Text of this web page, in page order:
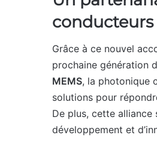
conducteurs
Grâce à ce nouvel
prochaine génération
MEMS, la photonique
solutions pour
De plus, cette alliance
développement et